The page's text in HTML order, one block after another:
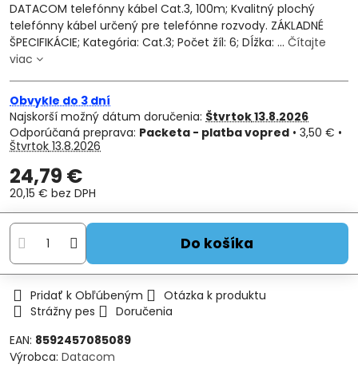
DATACOM telefónny kábel Cat.3, 100m; Kvalitný plochý
telefónny kábel určený pre telefónne rozvody. ZÁKLADNÉ
ŠPECIFIKÁCIE; Kategória: Cat.3; Počet žíl: 6; Dĺžka: ... Čítajte
viac
Obvykle do 3 dní
Najskorší možný dátum doručenia: Štvrtok13.8.2026
Packeta - platba vopred • 3,50 € •
Štvrtok13.8.2026
24,79 €
20,15 € bez DPH
Do košíka
Pridať k Obľúbeným
Otázka k produktu
Strážny pes
Doručenia
EAN: 8592457085089
Výrobca: Datacom